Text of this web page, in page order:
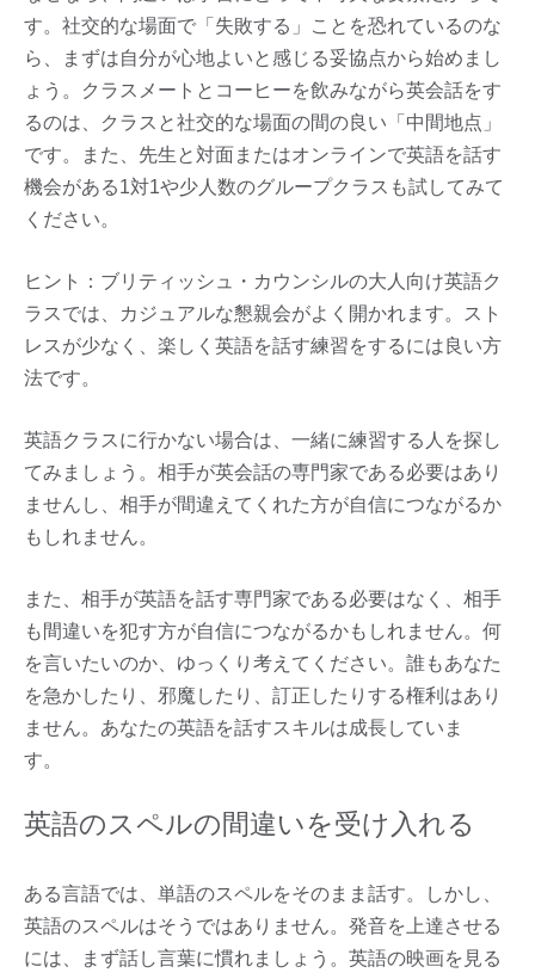
す。社交的な場面で「失敗する」ことを恐れているのな
ら、まずは自分が心地よいと感じる妥協点から始めまし
ょう。クラスメートとコーヒーを飲みながら英会話をす
るのは、クラスと社交的な場面の間の良い「中間地点」
です。また、先生と対面またはオンラインで英語を話す
機会がある1対1や少人数のグループクラスも試してみて
ください。
ヒント：ブリティッシュ・カウンシルの大人向け英語ク
ラスでは、カジュアルな懇親会がよく開かれます。スト
レスが少なく、楽しく英語を話す練習をするには良い方
法です。
英語クラスに行かない場合は、一緒に練習する人を探し
てみましょう。相手が英会話の専門家である必要はあり
ませんし、相手が間違えてくれた方が自信につながるか
もしれません。
また、相手が英語を話す専門家である必要はなく、相手
も間違いを犯す方が自信につながるかもしれません。何
を言いたいのか、ゆっくり考えてください。誰もあなた
を急かしたり、邪魔したり、訂正したりする権利はあり
ません。あなたの英語を話すスキルは成長していま
す。
英語のスペルの間違いを受け入れる
ある言語では、単語のスペルをそのまま話す。しかし、
英語のスペルはそうではありません。発音を上達させる
には、まず話し言葉に慣れましょう。英語の映画を見る